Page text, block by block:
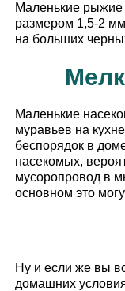
Маленькие рыжие
размером 1,5-2
на больших
Маленькие
муравьев на
беспорядок в
насекомых,
мусоропровод в
основном это
Ну и если же вы
домашних